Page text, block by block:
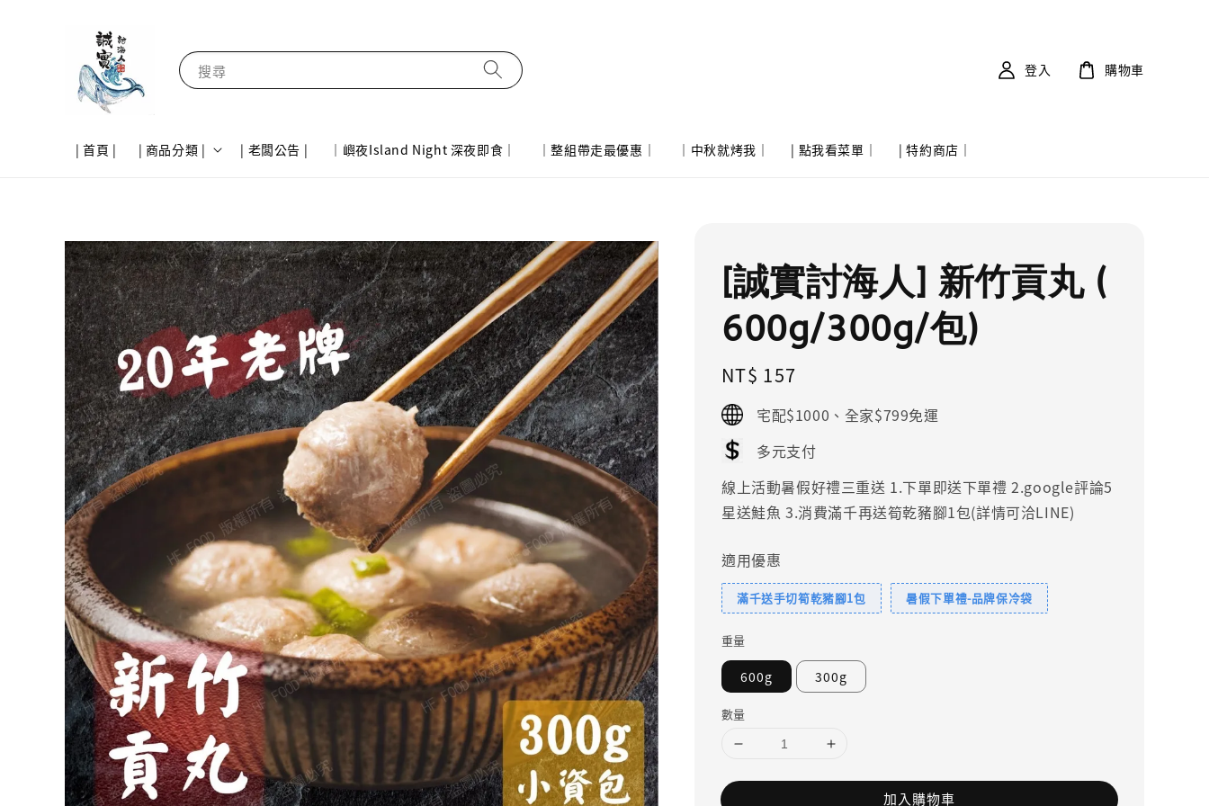
搜尋
| 首頁 | | 商品分類 | | 老闆公告 | ｜嶼夜Island Night 深夜即食｜ ｜整組帶走最優惠｜ ｜中秋就烤我｜ | 點我看菜單｜ | 特約商店｜
登入 購物車
[誠實討海人] 新竹貢丸 (
600g/300g/包)
Regular
price
NT$ 157
宅配$1000、全家$799免運
多元支付
線上活動暑假好禮三重送 1.下單即送下單禮 2.google評論5
星送鮭魚 3.消費滿千再送筍乾豬腳1包(詳情可洽LINE)
適用優惠
滿千送手切筍乾豬腳1包 暑假下單禮-品牌保冷袋
重量
600g 300g
數量
加入購物車